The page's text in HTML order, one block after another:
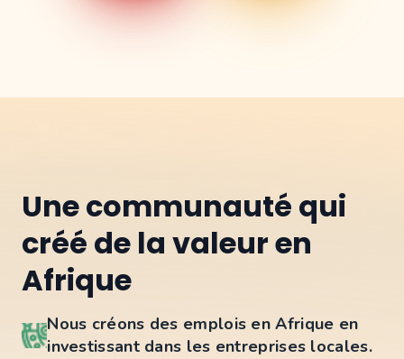
Une communauté qui
créé de la valeur en
Afrique
Nous créons des emplois en Afrique en
investissant dans les entreprises locales.